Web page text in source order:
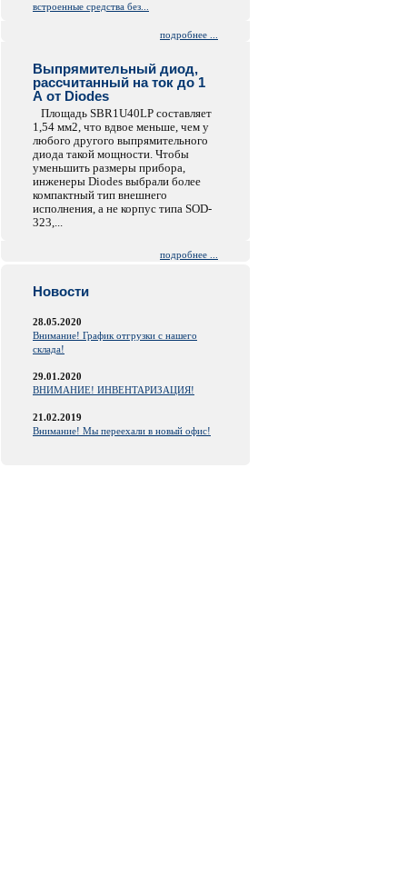
встроенные средства без...
подробнее ...
Выпрямительный диод,
рассчитанный на ток до 1
А от Diodes
Площадь SBR1U40LP составляет
1,54 мм2, что вдвое меньше, чем у
любого другого выпрямительного
диода такой мощности. Чтобы
уменьшить размеры прибора,
инженеры Diodes выбрали более
компактный тип внешнего
исполнения, а не корпус типа SOD-
323,...
подробнее ...
Новости
28.05.2020
Внимание! График отгрузки с нашего
склада!
29.01.2020
ВНИМАНИЕ! ИНВЕНТАРИЗАЦИЯ!
21.02.2019
Внимание! Мы переехали в новый офис!